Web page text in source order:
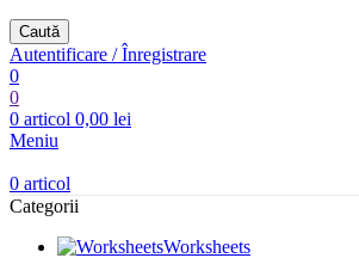
Caută
Autentificare / Înregistrare
0
0
0 articol 0,00 lei
Meniu
0 articol
Categorii
Worksheets